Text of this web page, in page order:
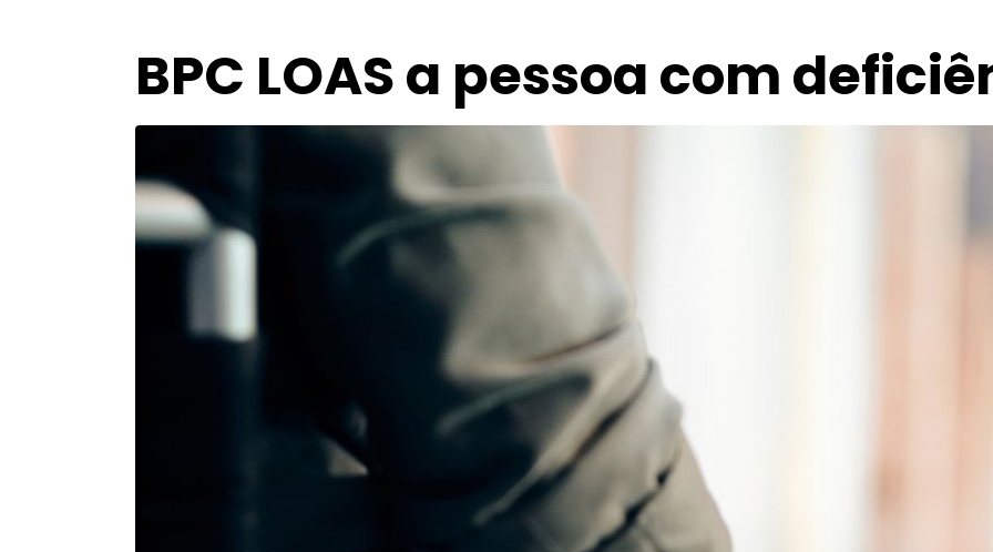
BPC LOAS a pessoa com